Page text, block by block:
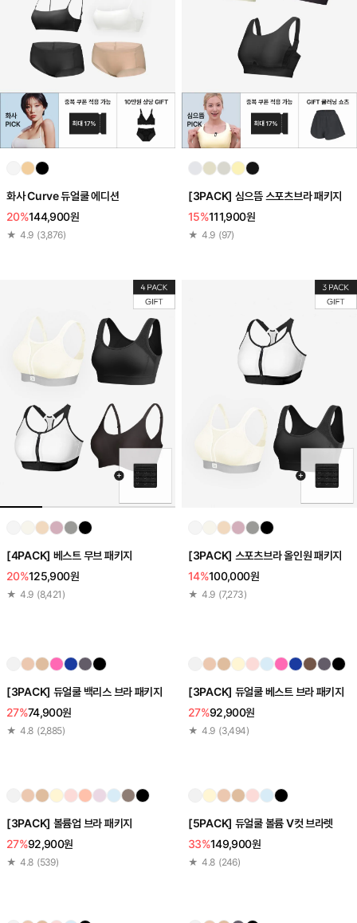
화사 Curve 듀얼쿨 에디션
20%144,900원
★ 4.9 (3,876)
[3PACK] 심으뜸 스포츠브라 패키지
15%111,900원
★ 4.9 (97)
[4PACK] 베스트 무브 패키지
20%125,900원
★ 4.9 (8,421 )
[3PACK] 스포츠브라 올인원 패키지
14%100,000원
★ 4.9 (7,273)
[3PACK] 듀얼쿨 백리스 브라 패키지
27%74,900원
★ 4.8 (2,885)
[3PACK] 듀얼쿨 베스트 브라 패키지
27%92,900원
★ 4.9 (3,494)
[3PACK] 볼륨업 브라 패키지
27%92,900원
★ 4.8 (539)
[5PACK] 듀얼쿨 볼륨 V컷 브라렛
33%149,900원
★ 4.8 (246)